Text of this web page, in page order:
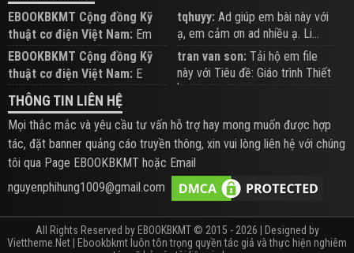
EBOOKBKMT Cộng đồng Kỹ
thuật cơ điện Việt Nam: Em
đăng trên Group hỗ trợ nhé
tqhuyy: Ad giúp em bài này với
ạ, em cảm ơn ad nhiều ạ. Li...
EBOOKBKMT Cộng đồng Kỹ
thuật cơ điện Việt Nam: E
xem hỗ trợ trên Group
tran van son: Tải hộ em file
này với Tiêu đề: Giáo trình Thiết
b...
THÔNG TIN LIÊN HỆ
Mọi thắc mắc và yêu cầu tư vấn hỗ trợ hay mong muốn được hợp
tác, đặt banner quảng cáo truyền thông, xin vui lòng liên hệ với chúng
tôi qua Page EBOOKBKMT hoặc Email
nguyenphihung1009@gmail.com
All Rights Reserved by EBOOKBKMT © 2015 - 2026 | Designed by
Viettheme.Net | Ebookbkmt luôn tôn trọng quyền tác giả và thực hiện nghiêm